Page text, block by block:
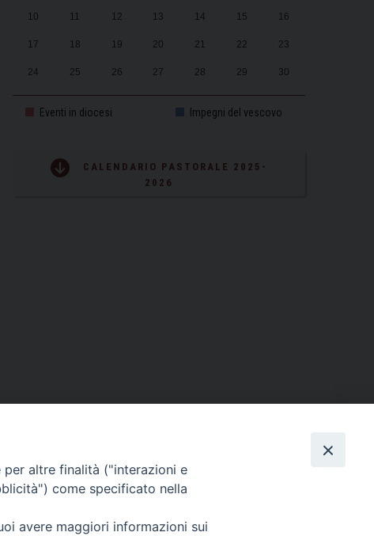
10 11 12 13 14 15 16
17 18 19 20 21 22 23
24 25 26 27 28 29 30
Eventi in diocesi Impegni del vescovo
CALENDARIO PASTORALE 2025-
2026
altre finalità ("interazioni e
come specificato nella
avere maggiori informazioni sui